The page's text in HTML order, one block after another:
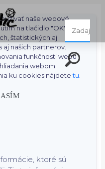
naše webové
na tlačidlo "OK"
štatistických aj
našich partnerov.
funkčnosti webu
webom.
ku cookies nájdetetu
ktoré sú